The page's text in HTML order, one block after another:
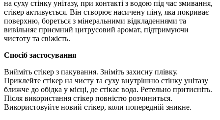
на суху стінку унітазу, при контакті з водою під час змивання,
стікер активується. Він створює насичену піну, яка покриває
поверхню, бореться з мінеральними відкладеннями та
вивільняє приємний цитрусовий аромат, підтримуючи
чистоту та свіжість.
Спосіб застосування
Вийміть стікер з пакування. Зніміть захисну плівку.
Приклейте стікер на чисту та суху внутрішню стінку унітазу
ближче до обідка у місці, де стікає вода. Ретельно притисніть.
Після використання стікер повністю розчиниться.
Використовуйте новий стікер, коли попередній зникне.